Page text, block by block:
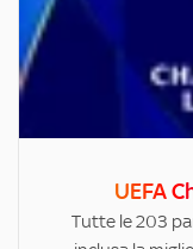
UEFA
Tutte le 203